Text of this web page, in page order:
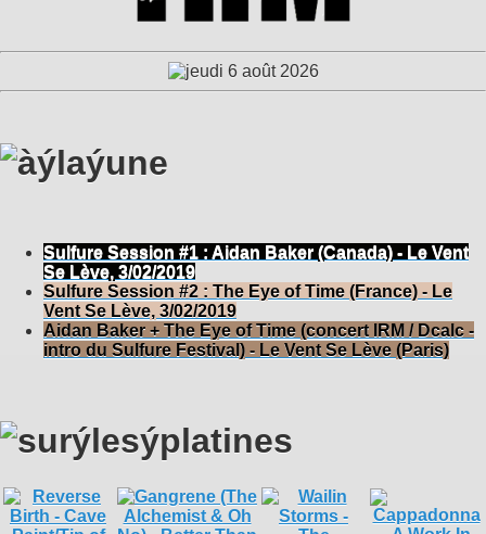
Sulfure Session #1 : Aidan Baker (Canada) - Le Vent
Se Lève, 3/02/2019
Sulfure Session #2 : The Eye of Time (France) - Le
Vent Se Lève, 3/02/2019
Aidan Baker + The Eye of Time (concert IRM / Dcalc -
intro du Sulfure Festival) - Le Vent Se Lève (Paris)